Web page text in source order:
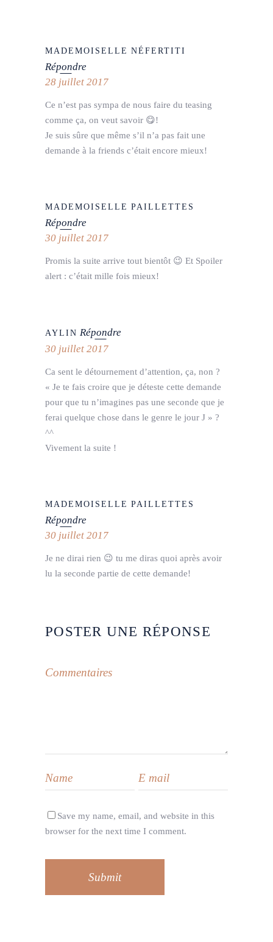
MADEMOISELLE NÉFERTITI
Répondre
28 juillet 2017
Ce n’est pas sympa de nous faire du teasing
comme ça, on veut savoir 😋!
Je suis sûre que même s’il n’a pas fait une
demande à la friends c’était encore mieux!
MADEMOISELLE PAILLETTES
Répondre
30 juillet 2017
Promis la suite arrive tout bientôt 😉 Et Spoiler
alert : c’était mille fois mieux!
AYLIN Répondre
30 juillet 2017
Ca sent le détournement d’attention, ça, non ?
« Je te fais croire que je déteste cette demande
pour que tu n’imagines pas une seconde que je
ferai quelque chose dans le genre le jour J » ?
^^
Vivement la suite !
MADEMOISELLE PAILLETTES
Répondre
30 juillet 2017
Je ne dirai rien 😉 tu me diras quoi après avoir
lu la seconde partie de cette demande!
POSTER UNE RÉPONSE
Save my name, email, and website in this
browser for the next time I comment.
Submit